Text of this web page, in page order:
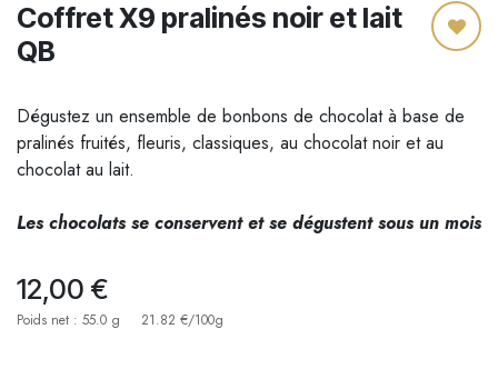
Coffret X9 pralinés noir et lait
QB
Dégustez un ensemble de bonbons de chocolat à base de
pralinés fruités, fleuris, classiques, au chocolat noir et au
chocolat au lait.
Les chocolats se conservent et se dégustent sous un mois
12,00 €
Poids net : 55.0 g 21.82 €/100g